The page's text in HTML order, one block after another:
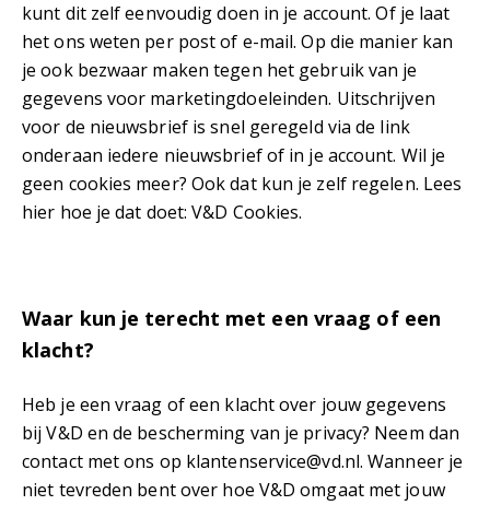
kunt dit zelf eenvoudig doen in je account. Of je laat
het ons weten per post of e-mail. Op die manier kan
je ook bezwaar maken tegen het gebruik van je
gegevens voor marketingdoeleinden. Uitschrijven
voor de nieuwsbrief is snel geregeld via de link
onderaan iedere nieuwsbrief of in je account. Wil je
geen cookies meer? Ook dat kun je zelf regelen. Lees
hier hoe je dat doet: V&D Cookies.
Waar kun je terecht met een vraag of een
klacht?
Heb je een vraag of een klacht over jouw gegevens
bij V&D en de bescherming van je privacy? Neem dan
contact met ons op klantenservice@vd.nl. Wanneer je
niet tevreden bent over hoe V&D omgaat met jouw